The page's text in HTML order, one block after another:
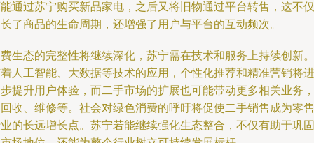
通过苏宁购买新品家电，之后又将旧物通过平台转售，这不仅
了商品的生命周期，还增强了用户与平台的互动频次。
生态的完整性将继续深化，苏宁需在技术和服务上持续创新。
人工智能、大数据等技术的应用，个性化推荐和精准营销将进
提升用户体验，而二手市场的扩展也可能带动更多相关业务，
收、维修等。社会对绿色消费的呼吁将促使二手销售成为零售
的长远增长点。苏宁若能继续强化生态整合，不仅有助于巩固